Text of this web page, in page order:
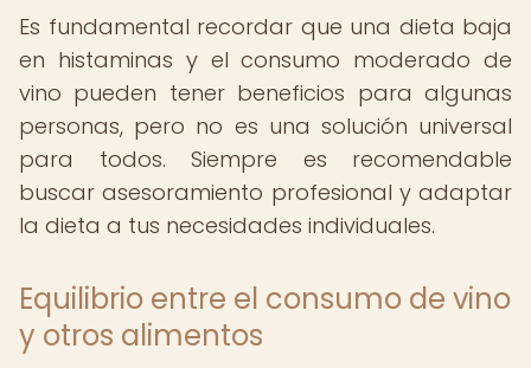
Es fundamental recordar que una dieta baja
en histaminas y el consumo moderado de
vino pueden tener beneficios para algunas
personas, pero no es una solución universal
para todos. Siempre es recomendable
buscar asesoramiento profesional y adaptar
la dieta a tus necesidades individuales.
Equilibrio entre el consumo de vino
y otros alimentos